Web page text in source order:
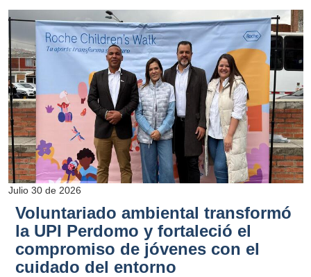
Julio 30 de 2026
Voluntariado ambiental transformó
la UPI Perdomo y fortaleció el
compromiso de jóvenes con el
cuidado del entorno